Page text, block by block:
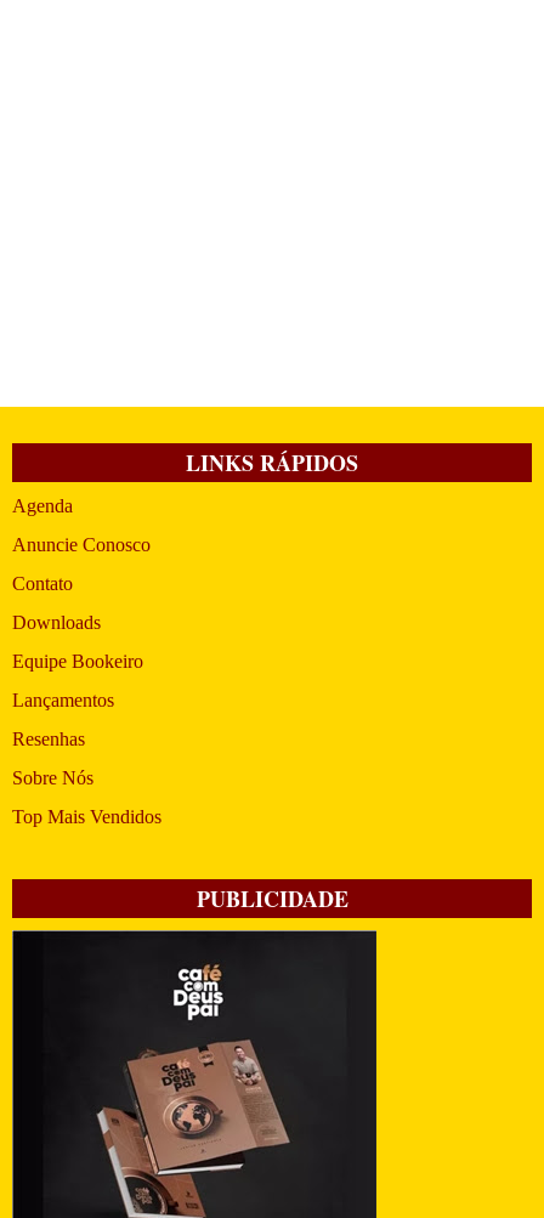
LINKS RÁPIDOS
Agenda
Anuncie Conosco
Contato
Downloads
Equipe Bookeiro
Lançamentos
Resenhas
Sobre Nós
Top Mais Vendidos
PUBLICIDADE